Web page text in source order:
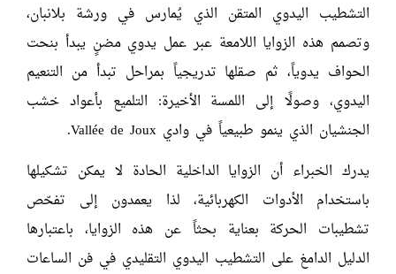
التشطيب اليدوي المتقن الذي يُمارس في ورشة بلانبان،
وتصمم هذه الزوايا اللامعة عبر عمل يدوي مضنٍ يبدأ بنحت
الحواف يدوياً، ثم صقلها تدريجياً بمراحل تبدأ من التنعيم
اليدوي، وصولًا إلى اللمسة الأخيرة: التلميع بأعواد خشب
الجنشيان الذي ينمو طبيعياً في وادي Vallée de Joux
.
يدرك الخبراء أن الزوايا الداخلية الحادة لا يمكن تشكيلها
باستخدام الأدوات الكهربائية، لذا يعمدون إلى تفحّص
تشطيبات الحركة بعناية بحثاً عن هذه الزوايا، باعتبارها
الدليل الدامغ على التشطيب اليدوي التقليدي في فن الساعات